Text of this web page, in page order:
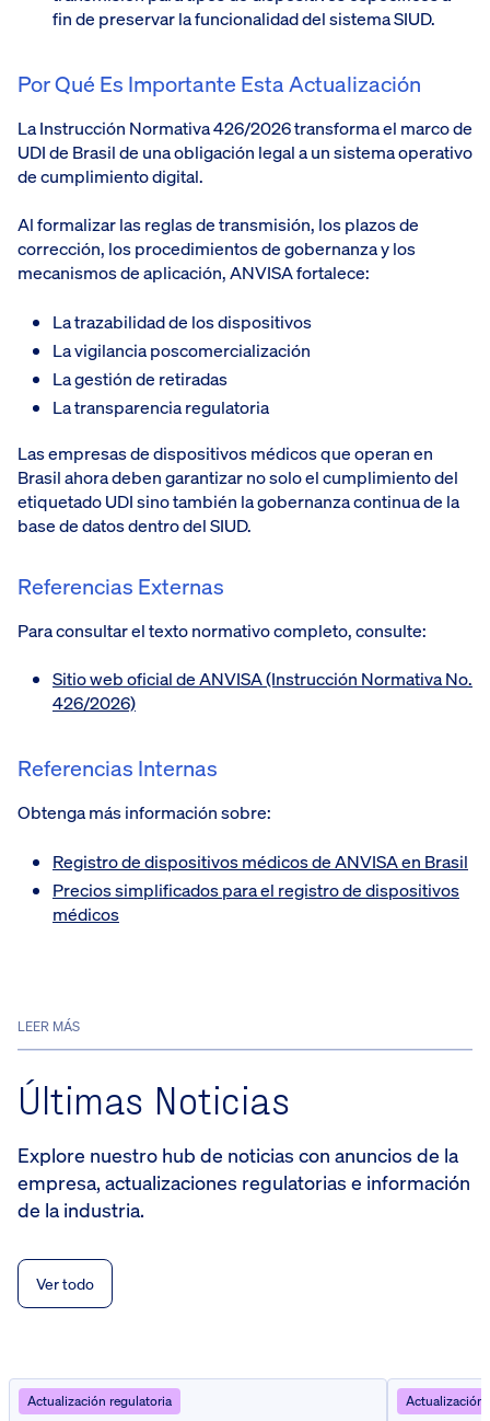
fin de preservar la funcionalidad del sistema SIUD.
Por Qué Es Importante Esta Actualización
La Instrucción Normativa 426/2026 transforma el marco de
UDI de Brasil de una obligación legal a un sistema operativo
de cumplimiento digital.
Al formalizar las reglas de transmisión, los plazos de
corrección, los procedimientos de gobernanza y los
mecanismos de aplicación, ANVISA fortalece:
La trazabilidad de los dispositivos
La vigilancia poscomercialización
La gestión de retiradas
La transparencia regulatoria
Las empresas de dispositivos médicos que operan en
Brasil ahora deben garantizar no solo el cumplimiento del
etiquetado UDI sino también la gobernanza continua de la
base de datos dentro del SIUD.
Referencias Externas
Para consultar el texto normativo completo, consulte:
Sitio web oficial de ANVISA (Instrucción Normativa No.
426/2026)
Referencias Internas
Obtenga más información sobre:
Registro de dispositivos médicos de ANVISA en Brasil
Precios simplificados para el registro de dispositivos
médicos
LEER MÁS
Últimas Noticias
Explore nuestro hub de noticias con anuncios de la
empresa, actualizaciones regulatorias e información
de la industria.
Ver todo
Actualización regulatoria Actualización